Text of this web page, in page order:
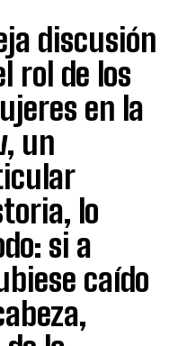
discusión
rol de los
en la
un
lo
si a
caído